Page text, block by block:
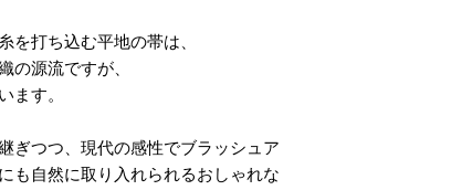
を打ち込む平地の帯は、
の源流ですが、
ます。
ぎつつ、現代の感性でブラッシュア
も自然に取り入れられるおしゃれな